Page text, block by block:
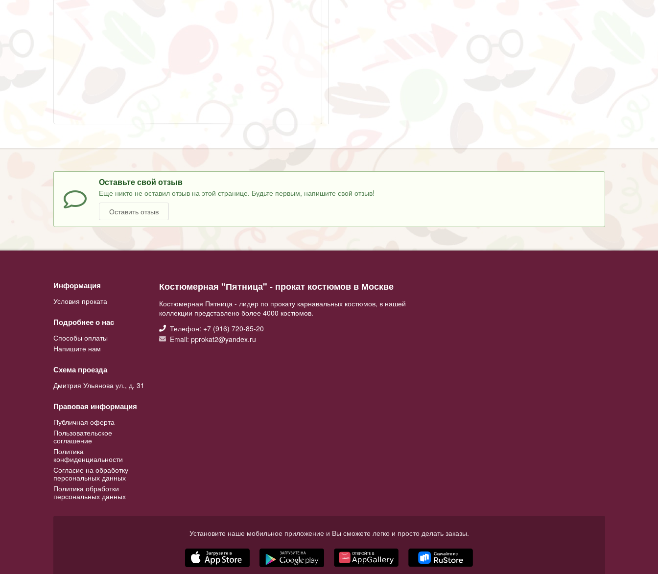
Оставьте свой отзыв
Еще никто не оставил отзыв на этой странице. Будьте первым, напишите свой отзыв!
Оставить отзыв
Информация
Условия проката
Подробнее о нас
Способы оплаты
Напишите нам
Схема проезда
Дмитрия Ульянова ул., д. 31
Правовая информация
Публичная оферта
Пользовательское
соглашение
Политика
конфиденциальности
Согласие на обработку
персональных данных
Политика обработки
персональных данных
Костюмерная "Пятница" - прокат костюмов в Москве
Костюмерная Пятница - лидер по прокату карнавальных костюмов, в нашей
коллекции представлено более 4000 костюмов.
Телефон: +7 (916) 720-85-20
Email: pprokat2@yandex.ru
Установите наше мобильное приложение и Вы сможете легко и просто делать заказы.